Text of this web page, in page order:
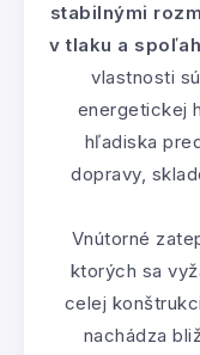
stabilnými
v tlaku a
vlastnosti
energetickej
hľadiska
dopravy,
Vnútorné
ktorých sa
celej
nachádza